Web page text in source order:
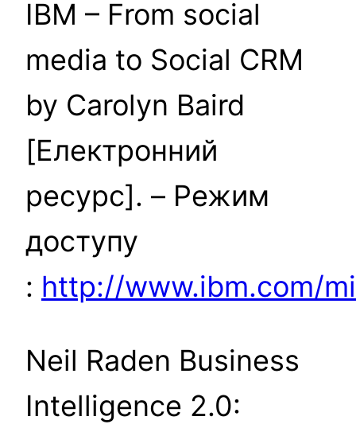
IBM – From social
media to Social CRM
by Carolyn Baird
[Електронний
ресурс]. – Режим
доступу
: http://www.ibm.com/
Neil Raden Business
Intelligence 2.0: